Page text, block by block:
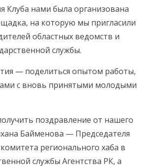
Клуба нами была организована
на которую мы пригласили
областных ведомств и
службы.
— поделиться опытом работы,
с вновь принятыми молодыми
поздравление от нашего
Байменова — Председателя
регионального хаба в
службы Агентства РК, а